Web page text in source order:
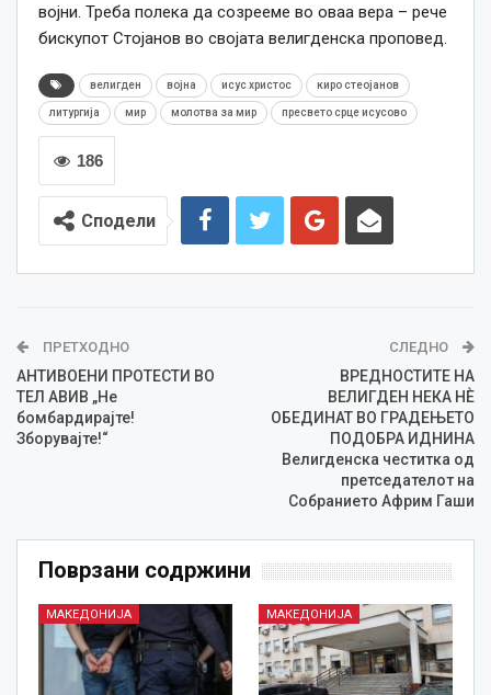
војни. Треба полека да созрееме во оваа вера – рече
бискупот Стојанов во својата велигденска проповед.
велигден војна исус христос киро стеојанов
литургија мир молотва за мир пресвето срце исусово
186
Сподели
ПРЕТХОДНО
АНТИВОЕНИ ПРОТЕСТИ ВО
ТЕЛ АВИВ „Не
бомбардирајте!
Зборувајте!“
СЛЕДНО
ВРЕДНОСТИТЕ НА
ВЕЛИГДЕН НЕКА НЀ
ОБЕДИНАТ ВО ГРАДЕЊЕТО
ПОДОБРА ИДНИНА
Велигденска честитка од
претседателот на
Собранието Африм Гаши
Поврзани содржини
МАКЕДОНИЈА МАКЕДОНИЈА